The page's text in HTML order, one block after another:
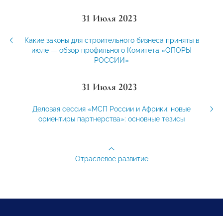
31 Июля 2023
Какие законы для строительного бизнеса приняты в
июле — обзор профильного Комитета «ОПОРЫ
РОССИИ»
31 Июля 2023
Деловая сессия «МСП России и Африки: новые
ориентиры партнерства»: основные тезисы
Отраслевое развитие